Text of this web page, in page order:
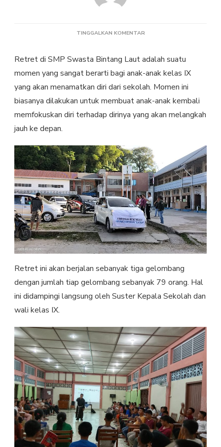
TINGGALKAN KOMENTARPADA
I
BINTANG
LAUT
Retret di SMP Swasta Bintang Laut adalah suatu
momen yang sangat berarti bagi anak-anak kelas IX
yang akan menamatkan diri dari sekolah. Momen ini
biasanya dilakukan untuk membuat anak-anak kembali
memfokuskan diri terhadap dirinya yang akan melangkah
jauh ke depan.
Retret ini akan berjalan sebanyak tiga gelombang
dengan jumlah tiap gelombang sebanyak 79 orang. Hal
ini didampingi langsung oleh Suster Kepala Sekolah dan
wali kelas IX.